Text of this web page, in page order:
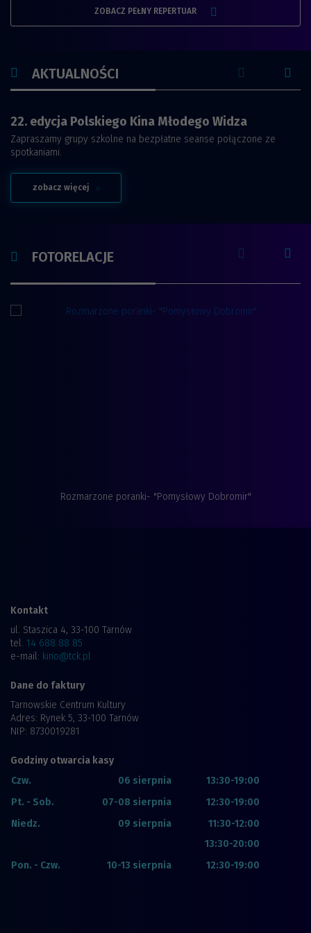
ZOBACZ PEŁNY REPERTUARFILMÓW
AKTUALNOŚCI poprzednia
22. edycja Polskiego Kina Młodego Widza
Zapraszamy grupy szkolne na bezpłatne seanse połączone ze
spotkaniami.
zobacz więcej na temat 22. edycja Polskiego Kina Młodego Widza
FOTORELACJE poprzednia
Rozmarzone poranki- "Pomysłowy Dobromir"
Kontakt
ul. Staszica 4, 33-100 Tarnów
tel. 14 688 88 85
e-mail: kino@tck.pl
Dane do faktury
Tarnowskie Centrum Kultury
Adres: Rynek 5, 33-100 Tarnów
NIP: 8730019281
Godziny otwarcia kasy
Czw.
06 sierpnia
13:30-19:00
Pt. - Sob.
07-08 sierpnia
12:30-19:00
Niedz.
09 sierpnia
11:30-12:00
13:30-20:00
Pon. - Czw.
10-13 sierpnia 12:30-19:00